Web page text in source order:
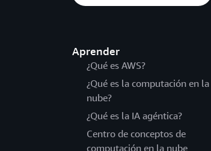
Aprender
¿Qué es AWS?
¿Qué es la computación en la
nube?
¿Qué es la IA agéntica?
Centro de conceptos de
computación en la nube